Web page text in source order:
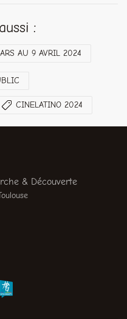
:
AU 9 AVRIL 2024
CINELATINO 2024
& Découverte